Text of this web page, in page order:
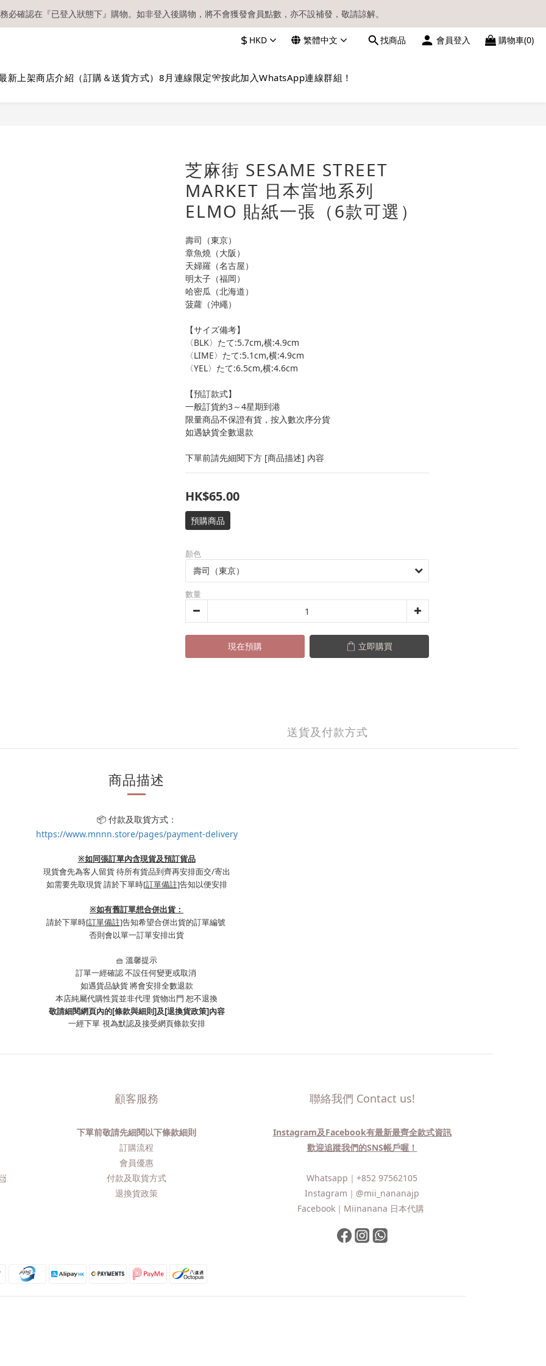
【現貨區】內款式均為在港現貨，現貨區以外的所有貨品都需要訂貨喔！
必確認在『已登入狀態下』購物。如非登入後購物，將不會獲發會員點數，亦不設補發，敬請諒解。
豐快遞／本地及國際郵遞寄出後，本店只會以電郵通知出貨，下單後敬請留意電郵信箱。
$ HKD 繁體中文 找商品 會員登入 購物車(0)
新上架商店介紹（訂購＆送貨方式） 8月連線限定🎌按此加入WhatsApp連線群組！
芝麻街 SESAME STREET
MARKET 日本當地系列
ELMO 貼紙一張（6款可選）
壽司（東京）
章魚燒（大阪）
天婦羅（名古屋）
明太子（福岡）
哈密瓜（北海道）
菠蘿（沖繩）
【サイズ備考】
〈BLK〉たて:5.7cm,横:4.9cm
〈LIME〉たて:5.1cm,横:4.9cm
〈YEL〉たて:6.5cm,横:4.6cm
【預訂款式】
一般訂貨約3～4星期到港
限量商品不保證有貨，按入數次序分貨
如遇缺貨全數退款
下單前請先細閱下方 [商品描述] 內容
HK$65.00
預購商品
顏色
數量
現在預購 立即購買
送貨及付款方式
商品描述
📦 付款及取貨方式：
https://www.mnnn.store/pages/payment-delivery
※如同張訂單內含現貨及預訂貨品
現貨會先為客人留貨 待所有貨品到齊再安排面交/寄出
如需要先取現貨 請於下單時[訂單備註]告知以便安排
※如有舊訂單想合併出貨：
請於下單時[訂單備註]告知希望合併出貨的訂單編號
否則會以單一訂單安排出貨
🧺 溫馨提示
訂單一經確認 不設任何變更或取消
如遇貨品缺貨 將會安排全數退款
本店純屬代購性質並非代理 貨物出門 恕不退換
敬請細閱網頁內的[條款與細則]及[退換貨政策]內容
一經下單 視為默認及接受網頁條款安排
顧客服務
下單前敬請先細閱以下條款細則
訂購流程​
會員優惠
付款及取貨方式
退換貨政策
聯絡我們 Contact us!
Instagram及Facebook有最新最齊全款式資訊
歡迎追蹤我們的SNS帳戶喔！
Whatsapp｜ +852 97562105
Instagram｜ @mii_nananajp
Facebook｜ Miinanana 日本代購